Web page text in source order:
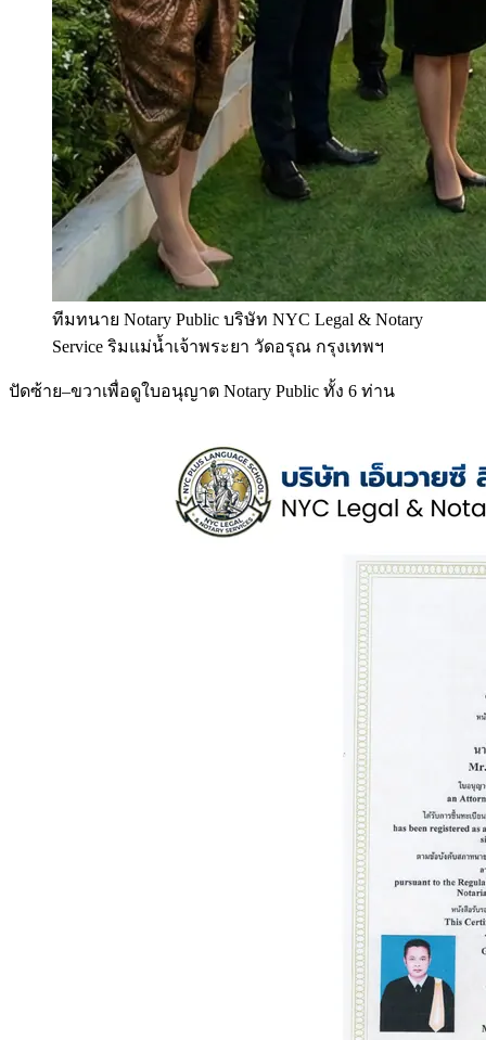
ทีมทนาย Notary Public บริษัท NYC Legal & Notary
Service ริมแม่น้ำเจ้าพระยา วัดอรุณ กรุงเทพฯ
ปัดซ้าย–ขวาเพื่อดูใบอนุญาต Notary Public ทั้ง 6 ท่าน